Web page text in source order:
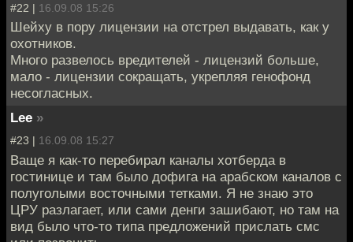
#22 | 16.09.08 15:26
Шейху в пору лицензии на отстрел выдавать, как у
охотников.
Много развелось вредителей - лицензий больше,
мало - лицензии сокращать, укрепляя генофонд
несогласных.
Lee »
#23 | 16.09.08 15:27
Ваще я как-то перебирал каналы хотберда в
гостинице и там было дофига на арабском каналов с
полуголыми восточными тетками. Я не знаю это
ЦРУ разлагает, или сами денги зашибают, но там на
вид было что-то типа предложений прислать смс